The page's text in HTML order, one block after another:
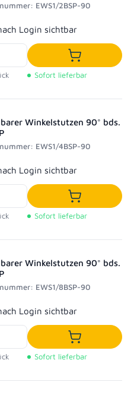
EWS1/2BSP-90
Preis:
Login sichtbar
In den
Sofort lieferbar
Winkelstutzen 90° bds.
EWS1/4BSP-90
Preis:
Login sichtbar
In den
Sofort lieferbar
Winkelstutzen 90° bds.
EWS1/8BSP-90
Preis:
Login sichtbar
In den
Sofort lieferbar